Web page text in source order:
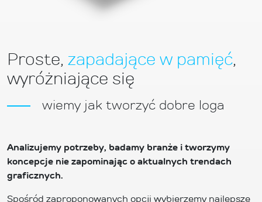
Proste, zapadające w pamięć,
wyróżniające się
wiemy jak tworzyć dobre loga
Analizujemy potrzeby, badamy branże i tworzymy
koncepcje nie zapominając o aktualnych trendach
graficznych.
Spośród zaproponowanych opcji wybierzemy najlepsze